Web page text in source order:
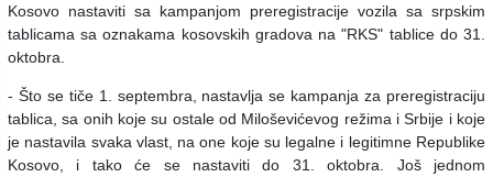
Kosovo nastaviti sa kampanjom preregistracije vozila sa srpskim
tablicama sa oznakama kosovskih gradova na "RKS" tablice do 31.
oktobra.
- Što se tiče 1. septembra, nastavlja se kampanja za preregistraciju
tablica, sa onih koje su ostale od Miloševićevog režima i Srbije i koje
je nastavila svaka vlast, na one koje su legalne i legitimne Republike
Kosovo, i tako će se nastaviti do 31. oktobra. Još jednom